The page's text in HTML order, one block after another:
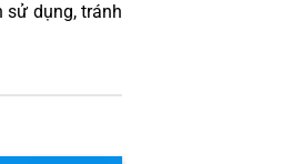
sử dụng, tránh